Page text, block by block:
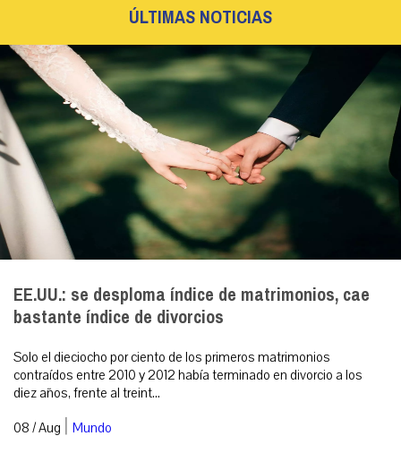
ÚLTIMAS NOTICIAS
EE.UU.: se desploma índice de matrimonios, cae
bastante índice de divorcios
Solo el dieciocho por ciento de los primeros matrimonios
contraídos entre 2010 y 2012 había terminado en divorcio a los
diez años, frente al treint...
08 / Aug | Mundo